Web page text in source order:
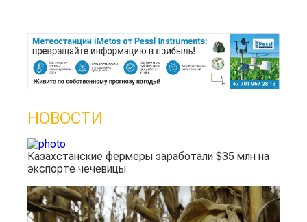
НОВОСТИ
Казахстанские фермеры заработали $35 млн на
экспорте чечевицы